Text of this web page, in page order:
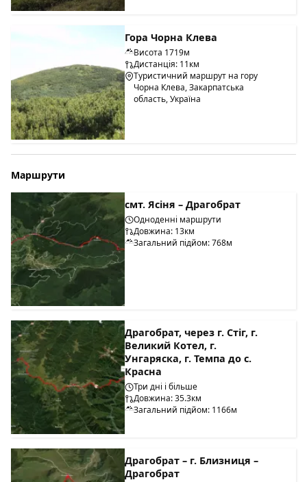
Гора Чорна Клева
Висота 1719м
Дистанція: 11км
Туристичний маршрут на гору
Чорна Клева, Закарпатська
область, Україна
Маршрути
смт. Ясіня – Драгобрат
Одноденні маршрути
Довжина: 13км
Загальний підйом: 768м
Драгобрат, через г. Стіг, г.
Великий Котел, г.
Унгаряска, г. Темпа до с.
Красна
Три дні і більше
Довжина: 35.3км
Загальний підйом: 1166м
Драгобрат – г. Близниця –
Драгобрат